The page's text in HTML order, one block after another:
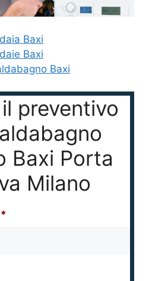
Baxi
Baxi
Baxi
preventivo
Baxi Porta
Milano
*